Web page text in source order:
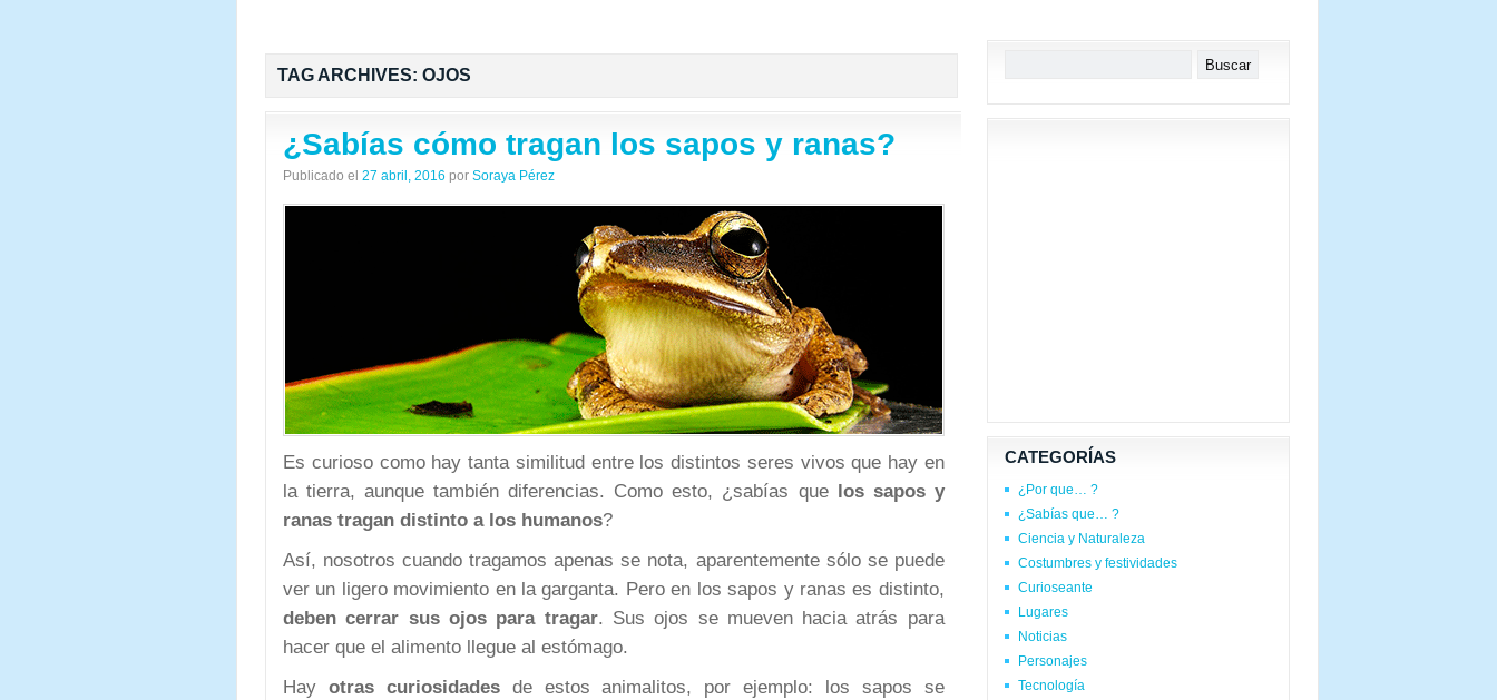
TAG ARCHIVES: OJOS
¿Sabías cómo tragan los sapos y ranas?
Publicado el 27 abril, 2016 por Soraya Pérez
Es curioso como hay tanta similitud entre los distintos seres vivos que hay en
la tierra, aunque también diferencias. Como esto, ¿sabías que los sapos y
ranas tragan distinto a los humanos?
Así, nosotros cuando tragamos apenas se nota, aparentemente sólo se puede
ver un ligero movimiento en la garganta. Pero en los sapos y ranas es distinto,
deben cerrar sus ojos para tragar. Sus ojos se mueven hacia atrás para
hacer que el alimento llegue al estómago.
Hay otras curiosidadesde estos animalitos, por ejemplo: los sapos se
CATEGORÍAS
¿Por que… ?
¿Sabías que… ?
Ciencia y Naturaleza
Costumbres y festividades
Curioseante
Lugares
Noticias
Personajes
Tecnología